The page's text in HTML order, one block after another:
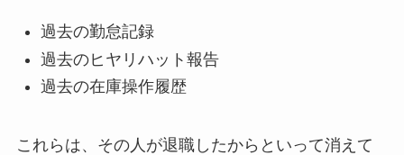
過去の勤怠記録
過去のヒヤリハット報告
過去の在庫操作履歴
これらは、その人が退職したからといって消えて